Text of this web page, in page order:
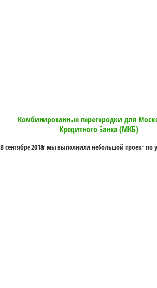
Комбинированные перегородки для
Кредитного Банка (МКБ)
В сентябре 2018г мы выполнили небольшой проект по